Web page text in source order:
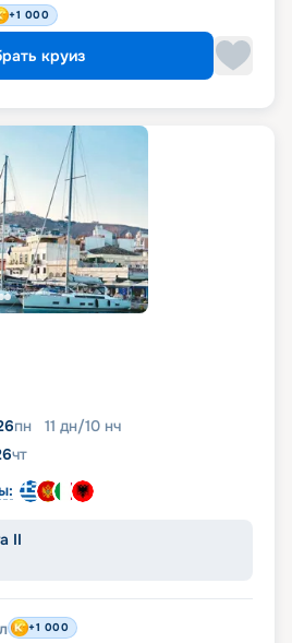
+1 000
круиз
пн 11 дн/10 нч
чт
II
+1 000